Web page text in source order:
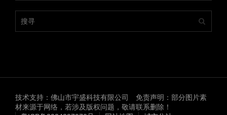
技术支持：佛山市宇盛科技有限公司 免责声明：部分图片素
材来源于网络，若涉及版权问题，敬请联系删除！